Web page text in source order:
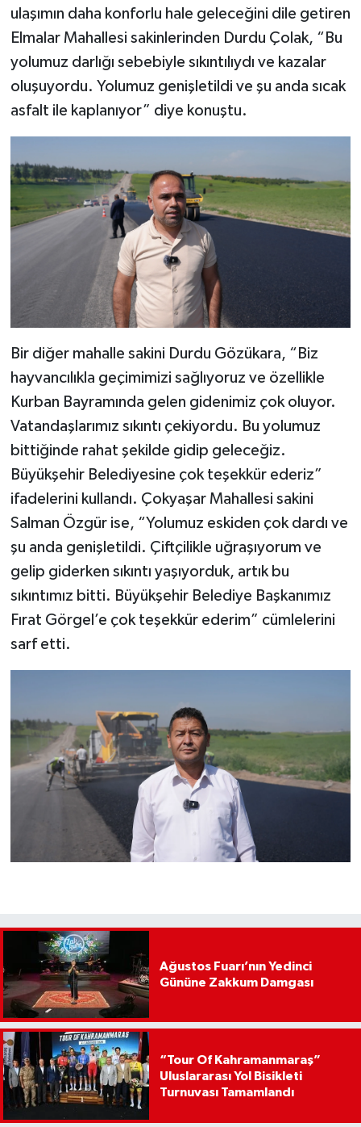
ulaşımın daha konforlu hale geleceğini dile getiren
Elmalar Mahallesi sakinlerinden Durdu Çolak, “Bu
yolumuz darlığı sebebiyle sıkıntılıydı ve kazalar
oluşuyordu. Yolumuz genişletildi ve şu anda sıcak
asfalt ile kaplanıyor” diye konuştu.
Bir diğer mahalle sakini Durdu Gözükara, “Biz
hayvancılıkla geçimimizi sağlıyoruz ve özellikle
Kurban Bayramında gelen gidenimiz çok oluyor.
Vatandaşlarımız sıkıntı çekiyordu. Bu yolumuz
bittiğinde rahat şekilde gidip geleceğiz.
Büyükşehir Belediyesine çok teşekkür ederiz”
ifadelerini kullandı. Çokyaşar Mahallesi sakini
Salman Özgür ise, “Yolumuz eskiden çok dardı ve
şu anda genişletildi. Çiftçilikle uğraşıyorum ve
gelip giderken sıkıntı yaşıyorduk, artık bu
sıkıntımız bitti. Büyükşehir Belediye Başkanımız
Fırat Görgel’e çok teşekkür ederim” cümlelerini
sarf etti.
Ağustos Fuarı’nın Yedinci
Gününe Zakkum Damgası
“Tour Of Kahramanmaraş”
Uluslararası Yol Bisikleti
Turnuvası Tamamlandı